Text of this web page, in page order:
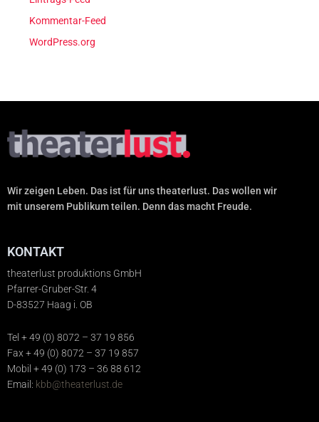
Kommentar-Feed
WordPress.org
Wir zeigen Leben. Das ist für uns theaterlust. Das wollen wir
mit unserem Publikum teilen. Denn das macht Freude.
KONTAKT
theaterlust produktions GmbH
Pfarrer-Gruber-Str. 4
D-83527 Haag i. OB
Tel + 49 (0) 8072 – 37 19 856
Fax + 49 (0) 8072 – 37 19 857
Mobil + 49 (0) 173 – 36 88 612
Email: kbb@theaterlust.de